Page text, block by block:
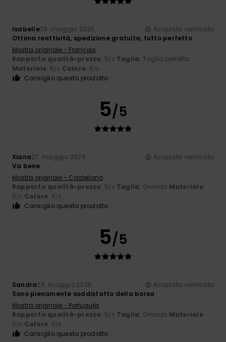
Isabelle29. maggio 2026
Acquisto verificato
Ottima reattività, spedizione gratuita, tutto perfetto
Mostra originale - Français
Rapporto qualità-prezzo: 5/5 Taglia: Taglia perfetta
Materiale: 5/5 Colore: 5/5
Consiglio questo prodotto
5/5
Xiana27. maggio 2026
Acquisto verificato
Va bene
Mostra originale - Castellano
Rapporto qualità-prezzo: 5/5 Taglia: Grande Materiale:
5/5 Colore: 5/5
Consiglio questo prodotto
5/5
Sandra26. maggio 2026
Acquisto verificato
Sono pienamente soddisfatto della borsa
Mostra originale - Português
Rapporto qualità-prezzo: 5/5 Taglia: Grande Materiale:
5/5 Colore: 5/5
Consiglio questo prodotto